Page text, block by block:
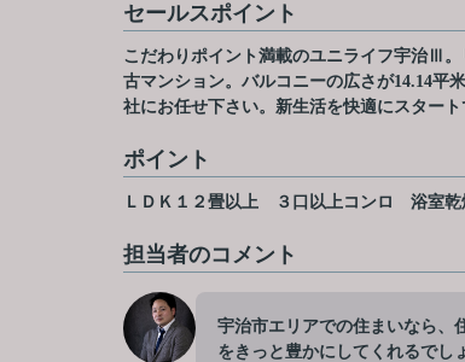
セールスポイント
こだわりポイント満載のユニライフ宇治Ⅲ
古マンション。バルコニーの広さが14.14平
社にお任せ下さい。新生活を快適にスター
ポイント
ＬＤＫ１２畳以上 ３口以上コンロ 浴室乾
担当者のコメント
宇治市エリアでの住まいなら、
をきっと豊かにしてくれるでし